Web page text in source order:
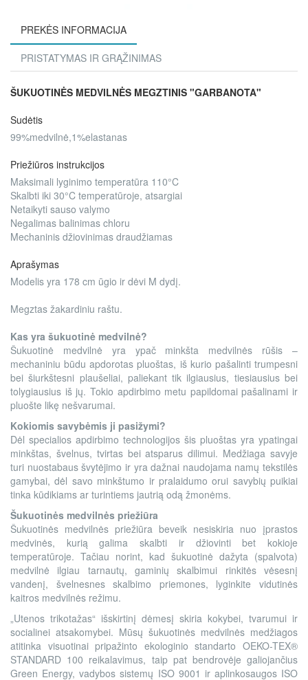
PREKĖS INFORMACIJA
PRISTATYMAS IR GRĄŽINIMAS
ŠUKUOTINĖS MEDVILNĖS MEGZTINIS "GARBANOTA"
Sudėtis
99%medvilnė,1%elastanas
Priežiūros instrukcijos
Maksimali lyginimo temperatūra 110°C
Skalbti iki 30°C temperatūroje, atsargiai
Netaikyti sauso valymo
Negalimas balinimas chloru
Mechaninis džiovinimas draudžiamas
Aprašymas
Modelis yra 178 cm ūgio ir dėvi M dydį.
Megztas žakardiniu raštu.
Kas yra šukuotinė medvilnė?
Šukuotinė medvilnė yra ypač minkšta medvilnės rūšis –
mechaniniu būdu apdorotas pluoštas, iš kurio pašalinti trumpesni
bei šiurkštesni plaušeliai, paliekant tik ilgiausius, tiesiausius bei
tolygiausius iš jų. Tokio apdirbimo metu papildomai pašalinami ir
pluošte likę nešvarumai.
Kokiomis savybėmis ji pasižymi?
Dėl specialios apdirbimo technologijos šis pluoštas yra ypatingai
minkštas, švelnus, tvirtas bei atsparus dilimui. Medžiaga savyje
turi nuostabaus švytėjimo ir yra dažnai naudojama namų tekstilės
gamybai, dėl savo minkštumo ir pralaidumo orui savybių puikiai
tinka kūdikiams ar turintiems jautrią odą žmonėms.
Šukuotinės medvilnės priežiūra
Šukuotinės medvilnės priežiūra beveik nesiskiria nuo įprastos
medvinės, kurią galima skalbti ir džiovinti bet kokioje
temperatūroje. Tačiau norint, kad šukuotinė dažyta (spalvota)
medvilnė ilgiau tarnautų, gaminių skalbimui rinkitės vėsesnį
vandenį, švelnesnes skalbimo priemones, lyginkite vidutinės
kaitros medvilnės režimu.
„Utenos trikotažas“ išskirtinį dėmesį skiria kokybei, tvarumui ir
socialinei atsakomybei. Mūsų šukuotinės medvilnės medžiagos
atitinka visuotinai pripažinto ekologinio standarto OEKO-TEX®
STANDARD 100 reikalavimus, taip pat bendrovėje galiojančius
Green Energy, vadybos sistemų ISO 9001 ir aplinkosaugos ISO